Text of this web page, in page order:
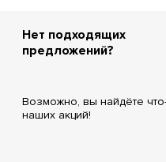
Нет подходящих
предложений?
Возможно, вы найдёте
наших акций!